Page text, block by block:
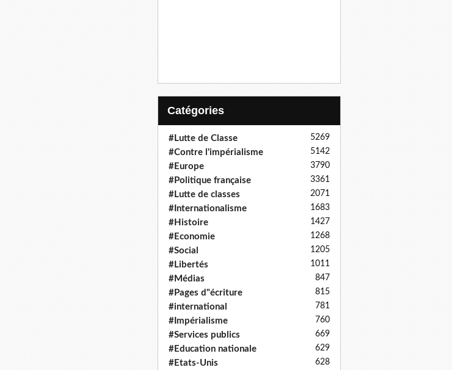
Catégories
#Lutte de Classe 5269
#Contre l'impérialisme 5142
#Europe 3790
#Politique française 3361
#Lutte de classes 2071
#Internationalisme 1683
#Histoire 1427
#Economie 1268
#Social 1205
#Libertés 1011
#Médias 847
#Pages d"écriture 815
#international 781
#Impérialisme 760
#Services publics 669
#Education nationale 629
#Etats-Unis 628